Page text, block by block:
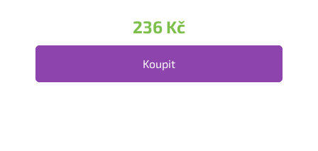
236 Kč
Koupit